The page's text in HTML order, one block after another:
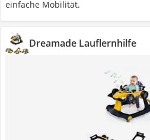
einfache Mobilität.
Dreamade Lauflernhilfe